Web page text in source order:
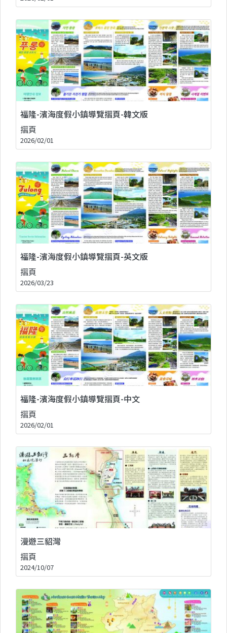
福隆-濱海度假小鎮導覽摺頁-韓文版
摺頁
2026/02/01
福隆-濱海度假小鎮導覽摺頁-英文版
摺頁
2026/03/23
福隆-濱海度假小鎮導覽摺頁-中文
摺頁
2026/02/01
漫遊三貂灣
摺頁
2024/10/07